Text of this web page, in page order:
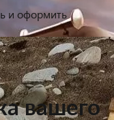
и оформить
вашего